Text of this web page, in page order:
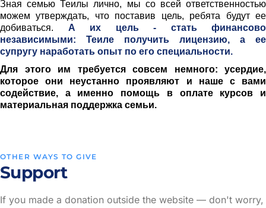
Зная семью Теилы лично, мы со всей ответственностью
можем утверждать, что поставив цель, ребята будут ее
добиваться. А их цель - стать финансово
независимыми: Теиле получить лицензию, а ее
супругу наработать опыт по его специальности.
Для этого им требуется совсем немного: усердие,
которое они неустанно проявляют и наше с вами
содействие, а именно помощь в оплате курсов и
материальная поддержка семьи.
OTHER WAYS TO GIVE
Support
If you made a donation outside the website — don't worry,